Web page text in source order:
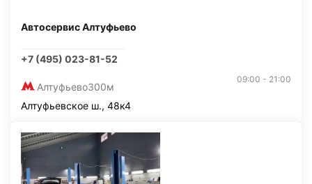
Автосервис Алтуфьево
+7 (495) 023-81-52
Алтуфьево300м
09:00 - 21:00
Алтуфьевское ш., 48к4